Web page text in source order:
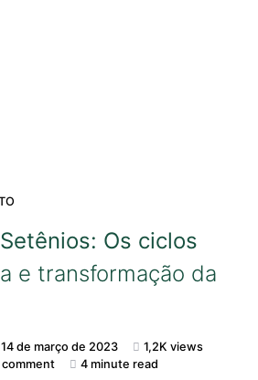
Os ciclos
e transformação da
14 de março de 2023
1,2K views
comment 4 minute read